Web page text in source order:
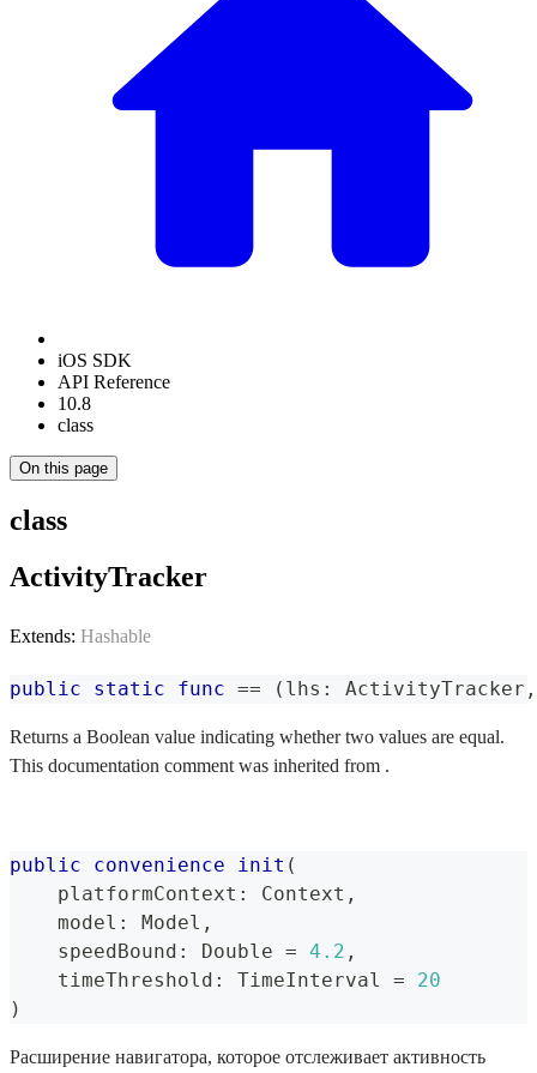
iOS SDK
API Reference
10.8
class
On this page
class
ActivityTracker
Extends: Hashable
public static func == ( lhs : ActivityTracker ,
Returns a Boolean value indicating whether two values are equal.
This documentation comment was inherited from .
public convenience init (
    platformContext
: Context ,
    model
: Model ,
    speedBound
: Double = 4.2 ,
    timeThreshold
: TimeInterval =
20
)
Расширение навигатора, которое отслеживает активность